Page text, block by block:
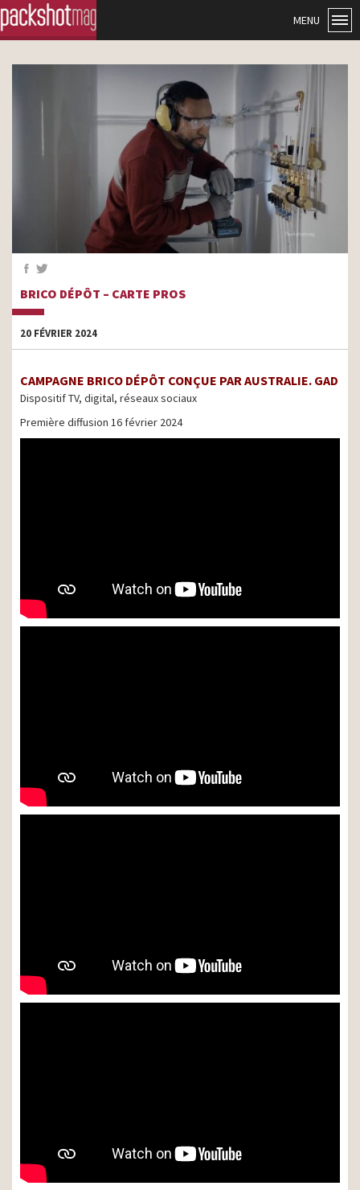
MENU
BRICO DÉPÔT – CARTE PROS
20 FÉVRIER 2024
CAMPAGNE BRICO DÉPÔT CONÇUE PAR AUSTRALIE. GAD
Dispositif TV, digital, réseaux sociaux
Première diffusion 16 février 2024